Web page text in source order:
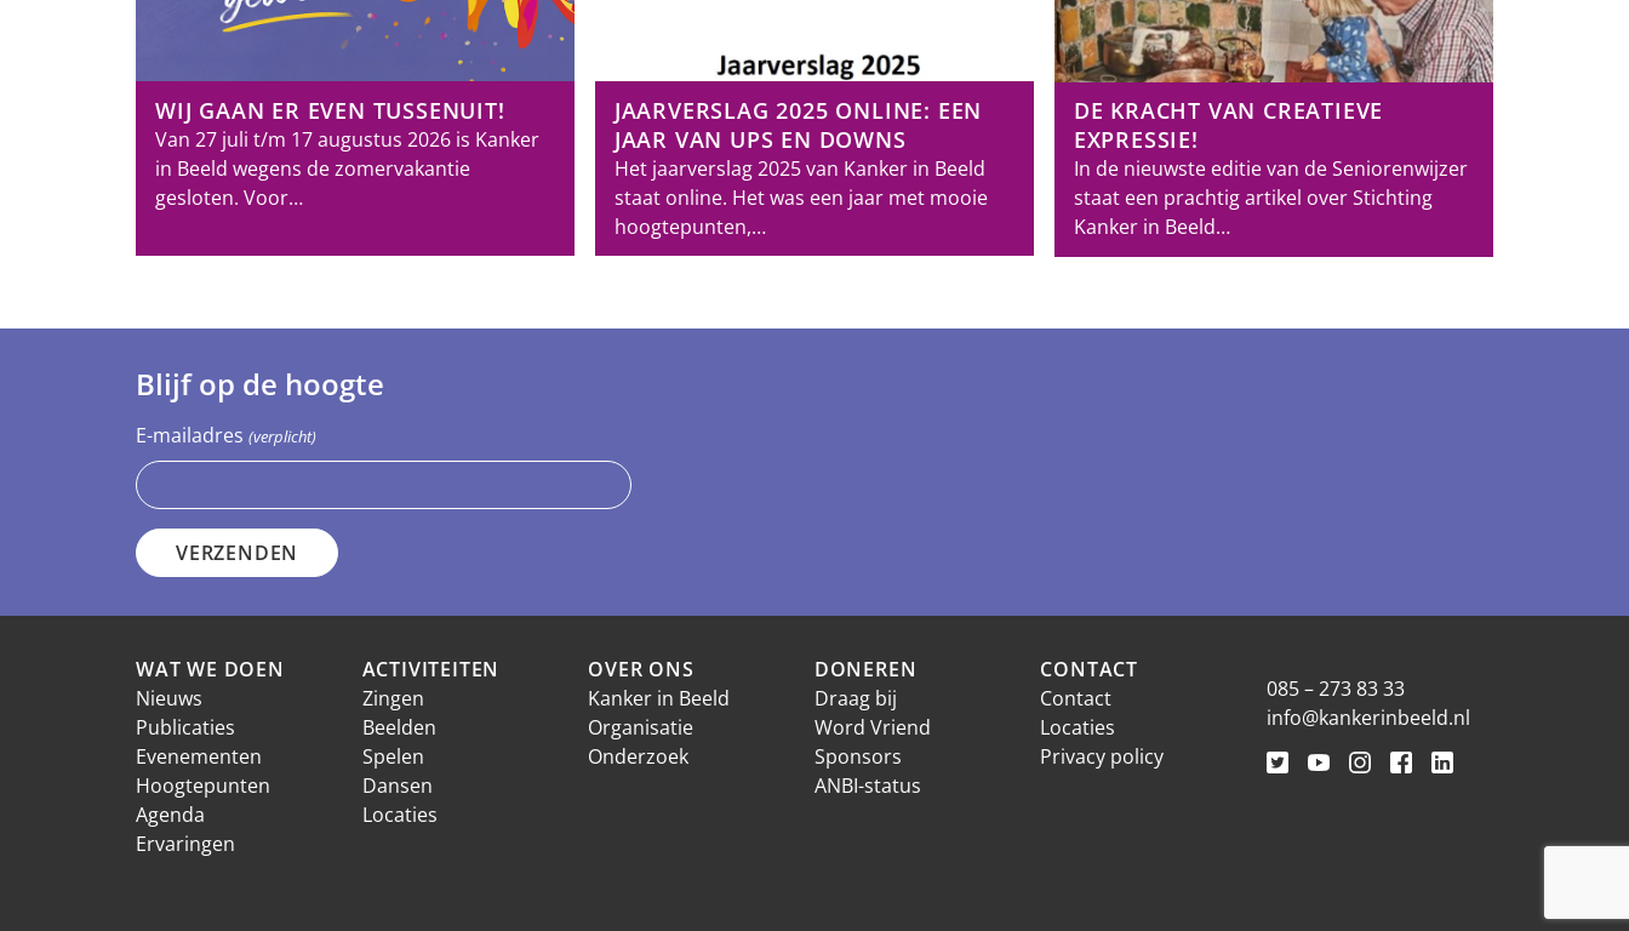
WIJ GAAN ER EVEN TUSSENUIT!
Van 27 juli t/m 17 augustus 2026 is Kanker
in Beeld wegens de zomervakantie
gesloten. Voor…
JAARVERSLAG 2025 ONLINE: EEN
JAAR VAN UPS EN DOWNS
Het jaarverslag 2025 van Kanker in Beeld
staat online. Het was een jaar met mooie
hoogtepunten,…
DE KRACHT VAN CREATIEVE
EXPRESSIE!
In de nieuwste editie van de Seniorenwijzer
staat een prachtig artikel over Stichting
Kanker in Beeld…
Blijf op de hoogte
E-mailadres (verplicht)
Gelieve dit veld leeg te laten.
WAT WE DOEN
Nieuws
Publicaties
Evenementen
Hoogtepunten
Agenda
Ervaringen
ACTIVITEITEN
Zingen
Beelden
Spelen
Dansen
Locaties
OVER ONS
Kanker in Beeld
Organisatie
Onderzoek
DONEREN
Draag bij
Word Vriend
Sponsors
ANBI-status
CONTACT
Contact
Locaties
Privacy policy
085 – 273 83 33
info@kankerinbeeld.nl